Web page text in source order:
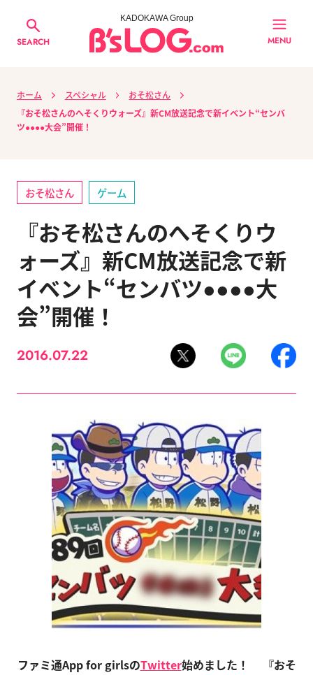
SEARCH
KADOKAWA Group
MENU
ホーム スペシャル
おそ松さん
『おそ松さんのへそくりウォーズ』新CM放送記念で新イベント“センバ
ツ●●●●大会”開催！
おそ松さん ゲーム
『おそ松さんのへそくりウ
ォーズ』新CM放送記念で新
イベント“センバツ●●●●大
会”開催！
2016.07.22
ファミ通App for girlsのTwitter始めました！
『おそ